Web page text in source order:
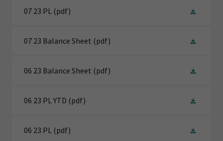
07 23 PL (pdf)
07 23 Balance Sheet (pdf)
06 23 Balance Sheet (pdf)
06 23 PL YTD (pdf)
06 23 PL (pdf)